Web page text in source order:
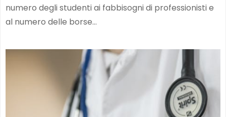
numero degli studenti ai fabbisogni di professionisti e
al numero delle borse…